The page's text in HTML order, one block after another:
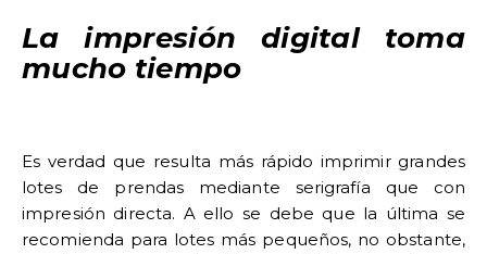
La impresión digital toma
mucho tiempo
Es verdad que resulta más rápido imprimir grandes
lotes de prendas mediante serigrafía que con
impresión directa. A ello se debe que la última se
recomienda para lotes más pequeños, no obstante,